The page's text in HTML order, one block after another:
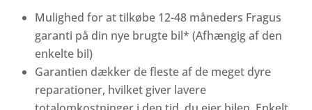
Mulighed for at tilkøbe 12-48 måneders Fragus
garanti på din nye brugte bil* (Afhængig af den
enkelte bil)
Garantien dækker de fleste af de meget dyre
reparationer, hvilket giver lavere